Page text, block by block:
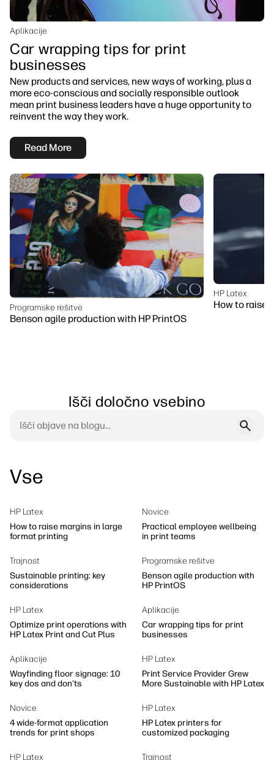
Aplikacije
Car wrapping tips for print
businesses
New products and services, new ways of working, plus a
more eco-conscious and socially responsible outlook
mean print business leaders have a huge opportunity to
reinvent the way they work.
Read More
Programske rešitve
Benson agile production with HP PrintOS
HP Latex
How to raise
Išči določno vsebino
Vse
HP Latex
How to raise margins in large
format printing
Novice
Practical employee wellbeing
in print teams
Trajnost
Sustainable printing: key
considerations
Programske rešitve
Benson agile production with
HP PrintOS
HP Latex
Optimize print operations with
HP Latex Print and Cut Plus
Aplikacije
Car wrapping tips for print
businesses
Aplikacije
Wayfinding floor signage: 10
key dos and don'ts
HP Latex
Print Service Provider Grew
More Sustainable with HP Latex
Novice
4 wide-format application
trends for print shops
HP Latex
HP Latex printers for
customized packaging
HP Latex Trajnost